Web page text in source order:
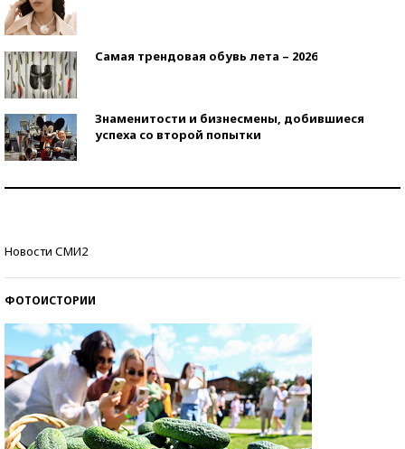
Самая трендовая обувь лета – 2026
Знаменитости и бизнесмены, добившиеся
успеха со второй попытки
Новости СМИ2
ФОТОИСТОРИИ